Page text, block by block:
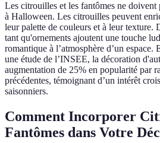
Les citrouilles et les fantômes ne doivent
à Halloween. Les citrouilles peuvent
leur palette de couleurs et à leur texture.
tant qu'ornements ajoutent une touche
romantique à l’atmosphère d’un espace.
une étude de l’INSEE, la décoration
augmentation de 25% en popularité par
précédentes, témoignant d’un intérêt
saisonniers.
Comment Incorporer
Fantômes dans Votre